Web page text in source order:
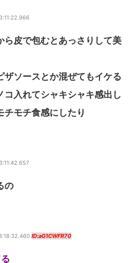
ら皮で包むとあっさりして美
ザソースとか混ぜてもイケる
コ入れてシャキシャキ感出し
チモチ食感にしたり
の
ID:aG1CWFR70